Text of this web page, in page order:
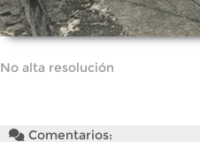
No alta resolución
Comentarios: